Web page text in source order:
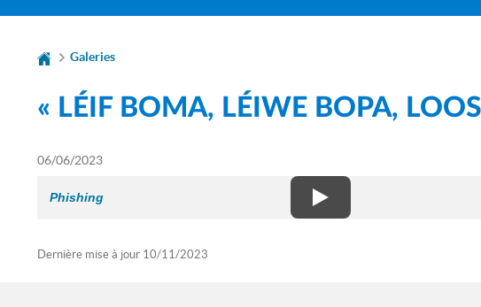
Galeries
« LÉIF BOMA, LÉIWE BOPA,
06/06/2023
Phishing
Dernière mise à jour 10/11/2023